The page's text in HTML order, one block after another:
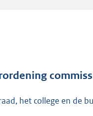
het college en de